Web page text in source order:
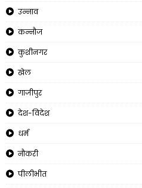
उन्नाव
कन्नौज
कुशीनगर
खेल
गाजीपुर
देश-विदेश
धर्म
नौकरी
पीलीभीत